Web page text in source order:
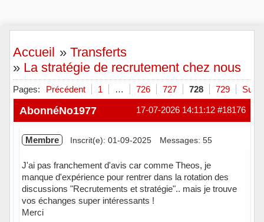
Accueil »Transferts
» La stratégie de recrutement chez nous
Pages: Précédent 1 … 726 727 728 729
#18176
17-07-2026 14:11:12
AbonnéNo1977
Membre Inscrit(e): 01-09-2025 Messages: 55
J'ai pas franchement d'avis car comme Theos, je
manque d'expérience pour rentrer dans la rotation des
discussions "Recrutements et stratégie".. mais je trouve
vos échanges super intéressants !
Merci